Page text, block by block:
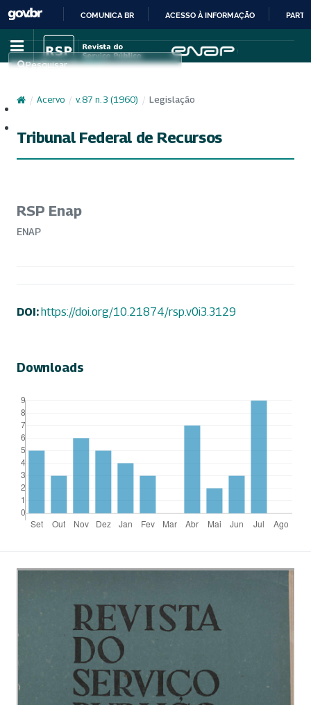
IR
PARA
CONTEÚDO
COMUNICA BR ACESSO À INFORMAÇÃO
Pesquisar
/ Acervo / v. 87 n. 3 (1960) / Legislação
Tribunal Federal de Recursos
RSP Enap
ENAP
DOI:https://doi.org/10.21874/rsp.v0i3.3129
Downloads